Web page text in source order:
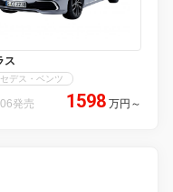
ス
セデス・ベンツ
発売 1598 万円 ～